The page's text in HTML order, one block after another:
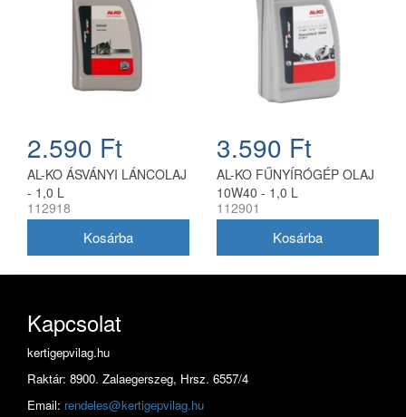
2.590 Ft
AL-KO ÁSVÁNYI LÁNCOLAJ
- 1,0 L
112918
3.590 Ft
AL-KO FŰNYÍRÓGÉP OLAJ
10W40 - 1,0 L
112901
Kapcsolat
kertigepvilag.hu
Raktár: 8900. Zalaegerszeg, Hrsz. 6557/4
Email: rendeles@kertigepvilag.hu